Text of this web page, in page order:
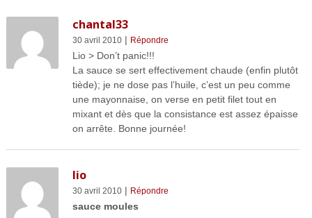
chantal33
30 avril 2010| Répondre
Lio > Don’t panic!!!
La sauce se sert effectivement chaude (enfin plutôt
tiède); je ne dose pas l’huile, c’est un peu comme
une mayonnaise, on verse en petit filet tout en
mixant et dès que la consistance est assez épaisse
on arrête. Bonne journée!
lio
30 avril 2010| Répondre
sauce moules